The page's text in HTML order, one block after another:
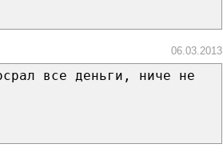
06.03.2013
все деньги, ниче не